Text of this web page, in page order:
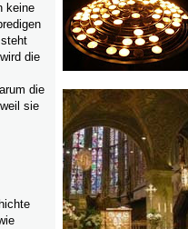
keine
die
die
sie